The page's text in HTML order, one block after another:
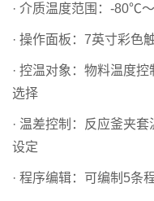
· 介质温度范围：-80℃
· 操作面板：7英寸彩色
· 控温对象：物料温度
选择
· 温差控制：反应釜夹
设定
· 程序编辑：可编制5条